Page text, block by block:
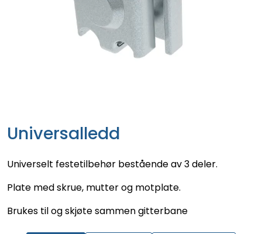
Universalledd
Universelt festetilbehør bestående av 3 deler.
Plate med skrue, mutter og motplate.
Brukes til og skjøte sammen gitterbane